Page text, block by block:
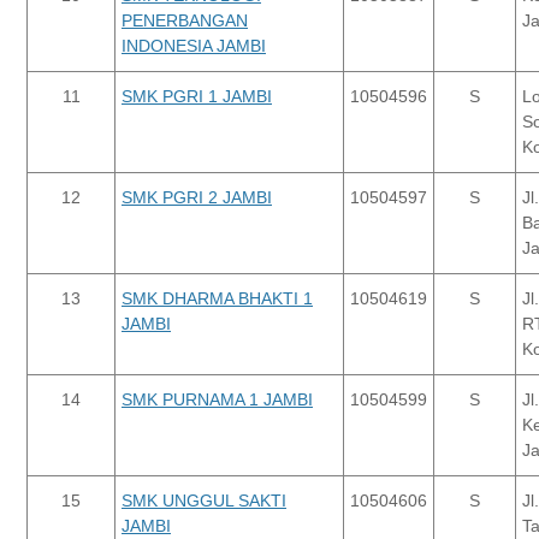
PENERBANGAN
INDONESIA JAMBI
11 SMK PGRI 1 JAMBI 10504596 S
12 SMK PGRI 2 JAMBI 10504597 S
13
SMK DHARMA BHAKTI 1
JAMBI
10504619 S
14 SMK PURNAMA 1 JAMBI 10504599 S
15
SMK UNGGUL SAKTI
JAMBI
10504606 S